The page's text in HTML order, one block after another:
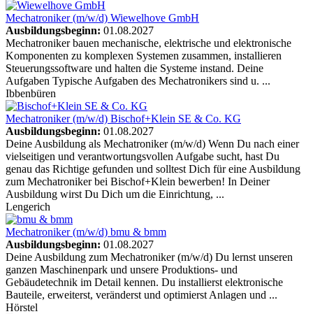
Mechatroniker (m/w/d) Wiewelhove GmbH
Ausbildungsbeginn: 01.08.2027
Mechatroniker bauen mechanische, elektrische und elektronische
Komponenten zu komplexen Systemen zusammen, installieren
Steuerungssoftware und halten die Systeme instand. Deine
Aufgaben Typische Aufgaben des Mechatronikers sind u. ...
Ibbenbüren
Mechatroniker (m/w/d) Bischof+Klein SE & Co. KG
Ausbildungsbeginn: 01.08.2027
Deine Ausbildung als Mechatroniker (m/w/d) Wenn Du nach einer
vielseitigen und verantwortungsvollen Aufgabe sucht, hast Du
genau das Richtige gefunden und solltest Dich für eine Ausbildung
zum Mechatroniker bei Bischof+Klein bewerben! In Deiner
Ausbildung wirst Du Dich um die Einrichtung, ...
Lengerich
Mechatroniker (m/w/d) bmu & bmm
Ausbildungsbeginn: 01.08.2027
Deine Ausbildung zum Mechatroniker (m/w/d) Du lernst unseren
ganzen Maschinenpark und unsere Produktions- und
Gebäudetechnik im Detail kennen. Du installierst elektronische
Bauteile, erweiterst, veränderst und optimierst Anlagen und ...
Hörstel